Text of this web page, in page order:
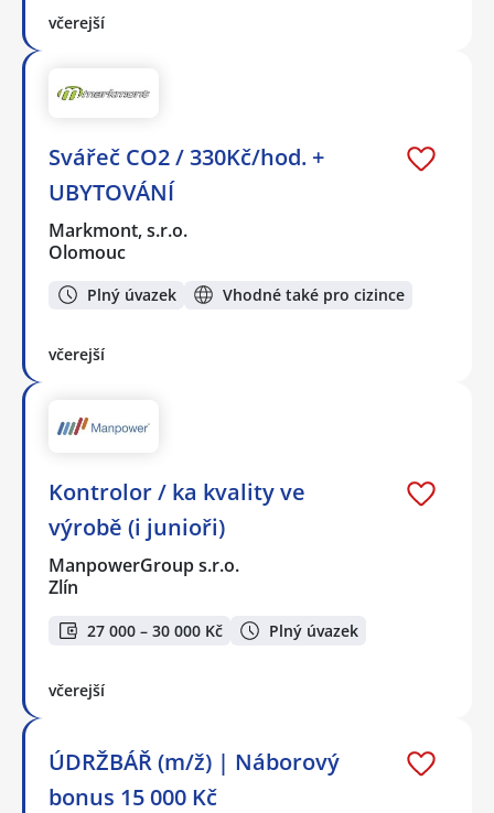
včerejší
Svářeč CO2 / 330Kč/hod. +
UBYTOVÁNÍ
Markmont, s.r.o.
Olomouc
Plný úvazek Vhodné také pro cizince
včerejší
Kontrolor / ka kvality ve
výrobě (i junioři)
ManpowerGroup s.r.o.
Zlín
27 000 – 30 000 Kč Plný úvazek
včerejší
ÚDRŽBÁŘ (m/ž) | Náborový
bonus 15 000 Kč